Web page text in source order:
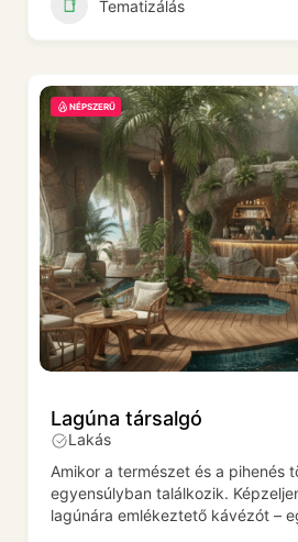
Tematizálás
NÉPSZERŰ
Lagúna társalgó
Lakás
Amikor a természet és a pihenés
egyensúlyban találkozik.
lagúnára emlékeztető kávézót –